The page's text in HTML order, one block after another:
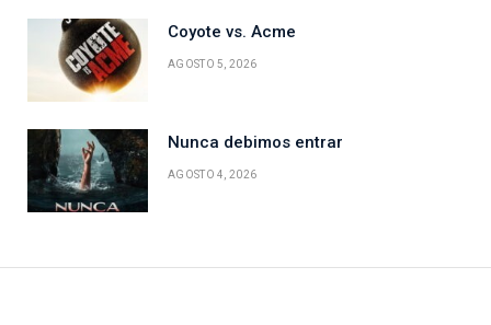
Coyote vs. Acme
AGOSTO 5, 2026
Nunca debimos entrar
AGOSTO 4, 2026